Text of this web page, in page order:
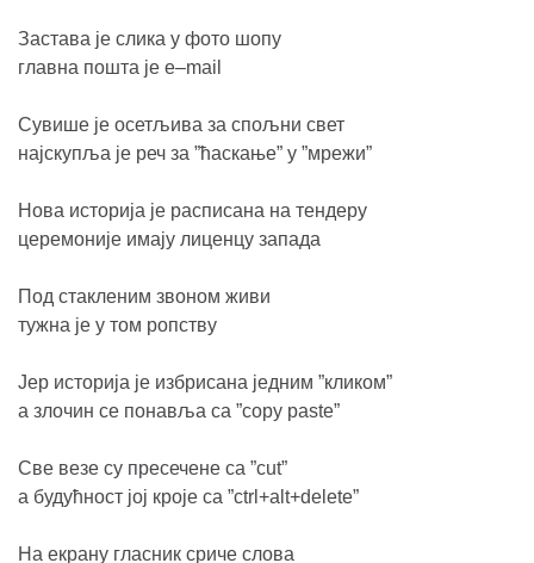
Застава је слика у фото шопу
главна пошта је e–mail
Сувише је осетљива за спољни свет
најскупља је реч за ”ћаскање” у ”мрежи”
Нова историја је расписана на тендеру
церемоније имају лиценцу запада
Под стакленим звоном живи
тужна је у том ропству
Јер историја је избрисана једним ”кликом”
а злочин се понавља са ”copy paste”
Све везе су пресечене са ”cut”
a будућност јој кроје са ”ctrl +alt+delete”
На екрану гласник сриче слова